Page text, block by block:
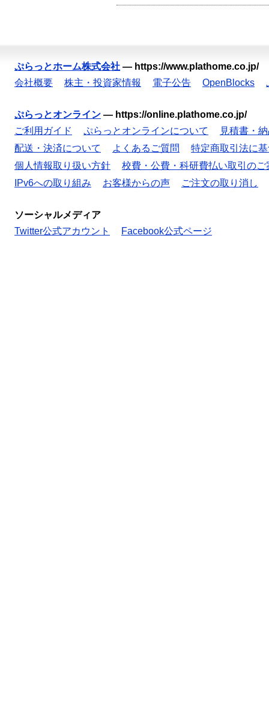
ぷらっとホーム株式会社 — https://www.plathome.co.jp/
会社概要
株主・投資家情報 電子公告 OpenBlocks
ぷらっとオンライン — https://online.plathome.co.jp/
ご利用ガイド
ぷらっとオンラインについて
見積書・
配送・決済について
よくあるご質問
特定商取引法に
個人情報取り扱い方針
校費・公費・科研費払い取引のご
IPv6への取り組み
お客様からの声 ご注文の取り消し
ソーシャルメディア
Twitter公式アカウント
Facebook公式ページ